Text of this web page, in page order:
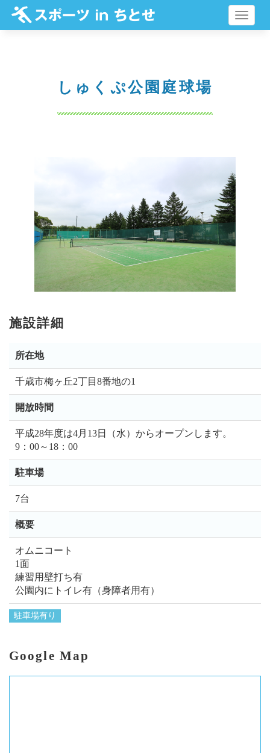
メ
しゅくぷ公園庭球場
施設詳細
所在地
千歳市梅ヶ丘2丁目8番地の1
開放時間
平成28年度は4月13日（水）からオープンします。
9：00～18：00
駐車場
7台
概要
オムニコート
1面
練習用壁打ち有
公園内にトイレ有（身障者用有）
駐車場有り
Google Map